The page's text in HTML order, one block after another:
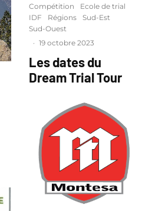
Compétition
Ecole de trial
IDF
Régions
Sud-Est
Sud-Ouest
· 19 octobre 2023
Les dates du
Dream Trial Tour